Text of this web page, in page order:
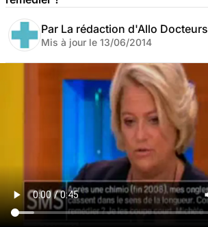
Par La rédaction d'Allo Docteurs
Mis à jour le 13/06/2014